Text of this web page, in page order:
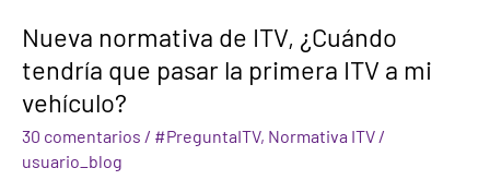
Nueva normativa de ITV, ¿Cuándo
tendría que pasar la primera ITV a mi
vehículo?
30 comentarios / #PreguntaITV, Normativa ITV /
usuario_blog
Nueva
normativa
de
¿Cuándo
tendría
que
pasar